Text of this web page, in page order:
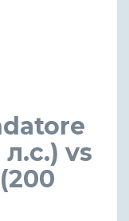
л.с.) vs